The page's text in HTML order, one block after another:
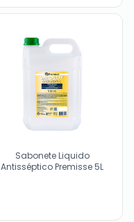
Sabonete Liquido
Antisséptico Premisse 5L